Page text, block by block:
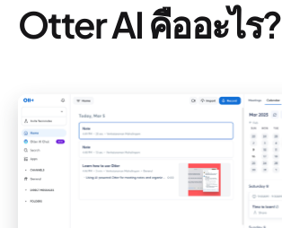
Otter AI คืออะไร?